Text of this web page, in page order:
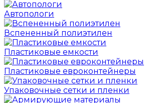
Автопологи
Вспененный полиэтилен
Пластиковые емкости
Пластиковые евроконтейнеры
Упаковочные сетки и пленки